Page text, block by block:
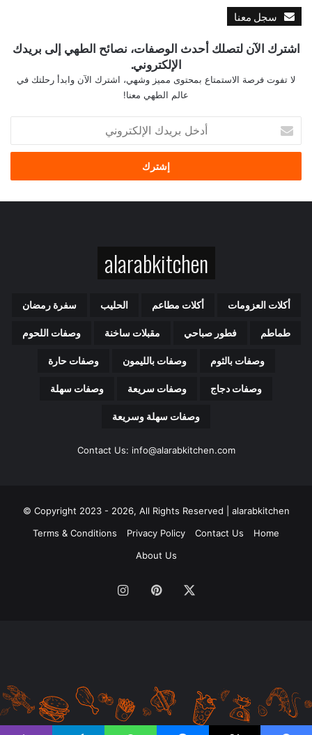
سجل معنا
اشترك الآن لتصلك أحدث الوصفات، نصائح الطهي إلى بريدك
الإلكتروني.
لا تفوت فرصة الاستمتاع بمحتوى مميز وشهي، اشترك الآن وابدأ رحلتك في
عالم الطهي معنا!
خ
ب
alarabkitchen
أكلات العزومات أكلات مطاعم الحليب سفرة رمضان
طماطم فطور صباحي مقبلات ساخنة وصفات اللحوم
وصفات بالثوم وصفات بالليمون وصفات حارة
وصفات دجاج وصفات سريعة وصفات سهلة
وصفات سهلة وسريعة
Contact Us: info@alarabkitchen.com
Copyright 2023 - 2026, All Rights Reserved | alarabkitchen ©
Home
Contact Us
Privacy Policy
Terms & Conditions
About Us
بينتيريست